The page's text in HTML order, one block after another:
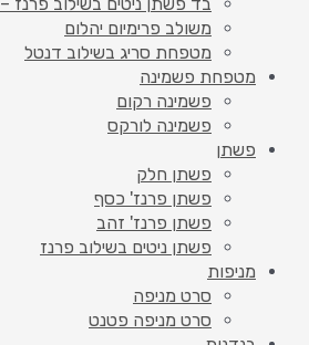
משולב פרימיום יהלום
מטפחת סריג בשילוב דנטל
מטפחת פשמינה
פשמינה רקום
פשמינה לורקס
פשתן
פשתן חלק
פשתן פרנז' כסף
פשתן פרנז' זהב
פשתן ניטים בשילוב פרנז
מניפות
סרט מניפה
סרט מניפה פטנט